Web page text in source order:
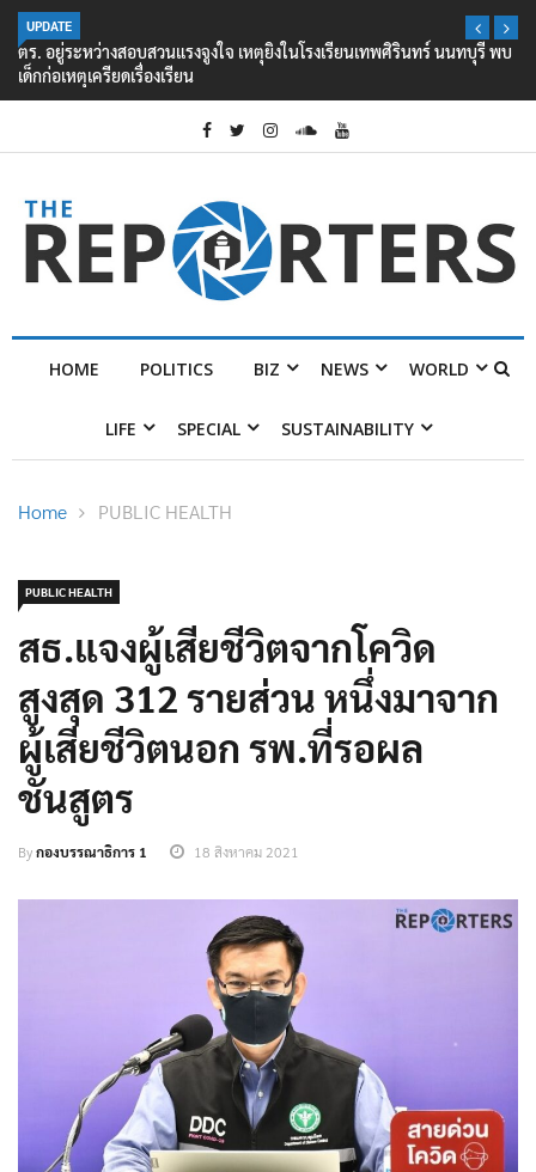
UPDATE
ตร. อยู่ระหว่างสอบสวนแรงจูงใจ เหตุยิงในโรงเรียนเทพศิรินทร์ นนทบุรี พบ
เด็กก่อเหตุเครียดเรื่องเรียน
HOME POLITICS BIZ NEWS WORLD
LIFE SPECIAL SUSTAINABILITY
Home PUBLIC HEALTH
PUBLIC HEALTH
สธ.แจงผู้เสียชีวิตจากโควิด
สูงสุด 312 รายส่วน หนึ่งมาจาก
ผู้เสียชีวิตนอก รพ.ที่รอผล
ชันสูตร
Byกองบรรณาธิการ 1 18 สิงหาคม 2021